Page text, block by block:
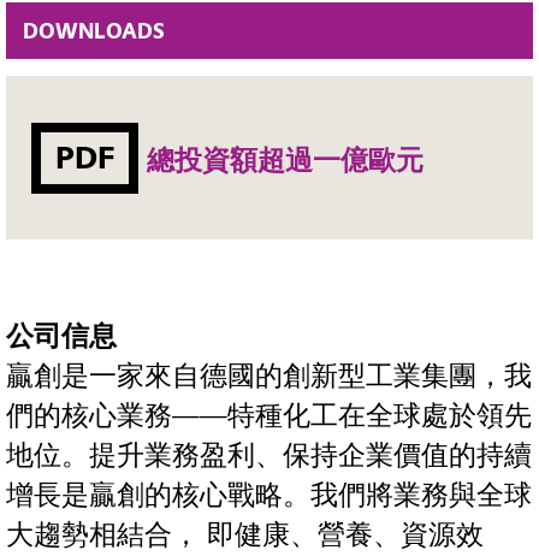
DOWNLOADS
PDF 總投資額超過一億歐元
公司信息
贏創是一家來自德國的創新型工業集團，我
們的核心業務——特種化工在全球處於領先
地位。提升業務盈利、保持企業價值的持續
增長是贏創的核心戰略。我們將業務與全球
大趨勢相結合， 即健康、營養、資源效